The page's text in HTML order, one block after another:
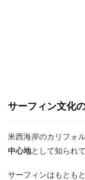
サーフィン文化
米西海岸のカリフォ
中心地として知られ
サーフィンはもとも